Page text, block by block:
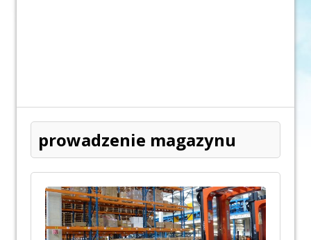
prowadzenie magazynu